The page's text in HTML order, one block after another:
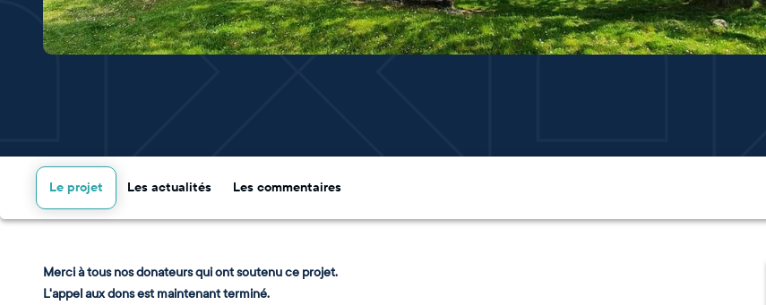
Le projet Les actualités Les commentaires
Merci à tous nos donateurs qui ont soutenu ce projet.
L'appel aux dons est maintenant terminé.